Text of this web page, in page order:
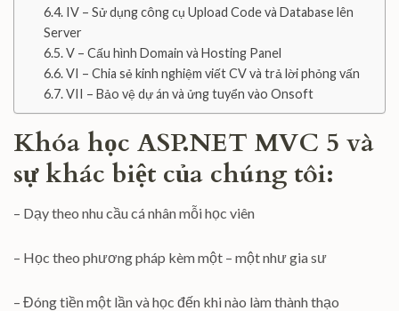
IV – Sử dụng công cụ Upload Code và Database lên
Server
V – Cấu hình Domain và Hosting Panel
VI – Chia sẻ kinh nghiệm viết CV và trả lời phỏng vấn
VII – Bảo vệ dự án và ửng tuyển vào Onsoft
Khóa học ASP.NET MVC 5 và
sự khác biệt của chúng tôi:
– Dạy theo nhu cầu cá nhân mỗi học viên
– Học theo phương pháp kèm một – một như gia sư
– Đóng tiền một lần và học đến khi nào làm thành thạo